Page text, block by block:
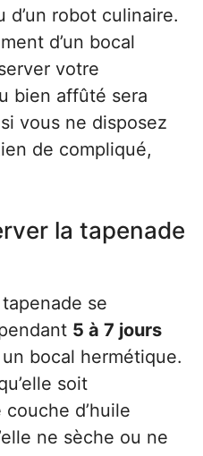
d’un robot culinaire.
d’un bocal
votre
bien affûté sera
vous ne disposez
de compliqué,
la tapenade
se
5 à 7 jours
bocal hermétique.
soit
d’huile
ne sèche ou ne